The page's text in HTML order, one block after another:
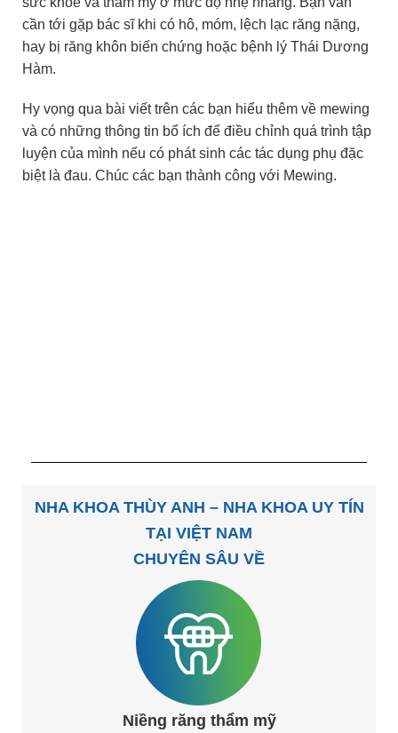
cần tới gặp bác sĩ khi có hô, móm, lệch lạc răng nặng,
hay bị răng khôn biến chứng hoặc bệnh lý Thái Dương
Hàm.
Hy vọng qua bài viết trên các bạn hiểu thêm về mewing
và có những thông tin bổ ích để điều chỉnh quá trình tập
luyện của mình nếu có phát sinh các tác dụng phụ đặc
biệt là đau. Chúc các bạn thành công với Mewing.
NHA KHOA THÙY ANH – NHA KHOA UY TÍN
TẠI VIỆT NAM
CHUYÊN SÂU VỀ
Niềng răng thẩm mỹ